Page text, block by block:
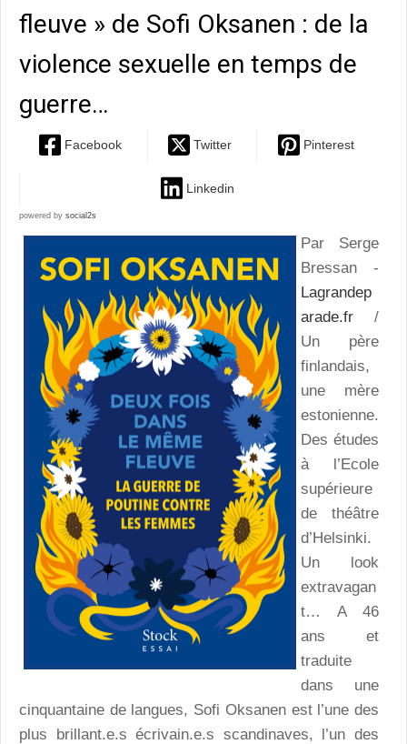
fleuve » de Sofi Oksanen : de la
violence sexuelle en temps de
guerre…
Facebook Twitter Pinterest
Linkedin
powered by social2s
Par Serge
Bressan -
Lagrandep
arade.fr /
Un père
finlandais,
une mère
estonienne.
Des études
à l’Ecole
supérieure
de théâtre
d’Helsinki.
Un look
extravagan
t… A 46
ans et
traduite
dans une
cinquantaine de langues, Sofi Oksanen est l’une des
plus brillant.e.s écrivain.e.s scandinaves, l’un des